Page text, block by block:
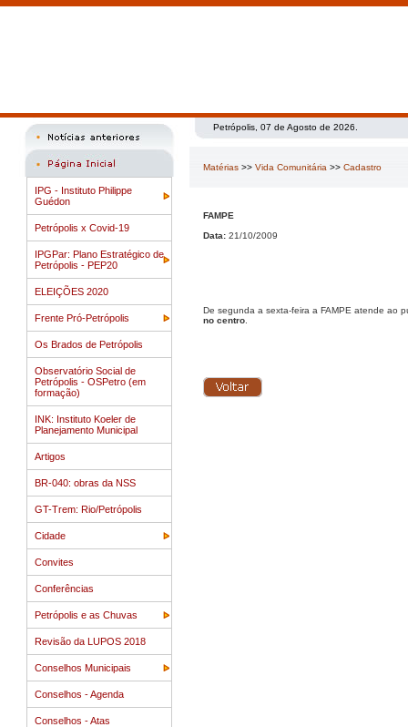
IPG - Instituto Philippe
Guédon
Petrópolis x Covid-19
IPGPar: Plano Estratégico de
Petrópolis - PEP20
ELEIÇÕES 2020
Frente Pró-Petrópolis
Os Brados de Petrópolis
Observatório Social de
Petrópolis - OSPetro (em
formação)
INK: Instituto Koeler de
Planejamento Municipal
Artigos
BR-040: obras da NSS
GT-Trem: Rio/Petrópolis
Cidade
Convites
Conferências
Petrópolis e as Chuvas
Revisão da LUPOS 2018
Conselhos Municipais
Conselhos - Agenda
Conselhos - Atas
Petrópolis, 07 de Agosto de 2026.
Matérias >> Vida Comunitária >> Cadastro
FAMPE
Data: 21/10/2009
De segunda a sexta-feira a FAMPE atende ao
no centro